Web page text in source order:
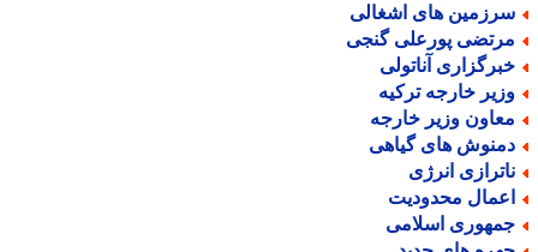
های اشغالی
پورعلی گنجی
آناتولی
خارجه ترکیه
وزیر خارجه
های گیاهی
انرژی
محدودیت
اسلامی